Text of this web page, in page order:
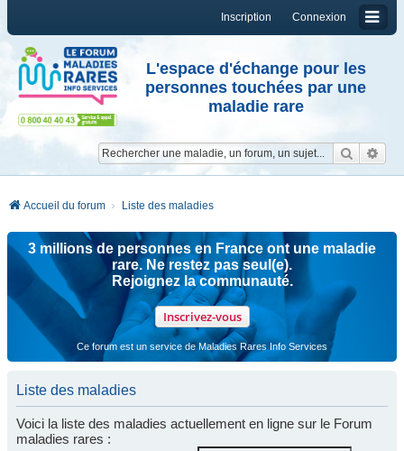
Connexion
Inscription
L'espace d'échange pour les
personnes touchées par une
maladie rare
Accueil du forum Liste des maladies
3 millions de personnes en France ont une maladie
rare. Ne restez pas seul(e).
Rejoignez la communauté.
Inscrivez-vous
Ce forum est un service de Maladies Rares Info Services
Liste des maladies
Voici la liste des maladies actuellement en ligne sur le Forum
maladies rares :